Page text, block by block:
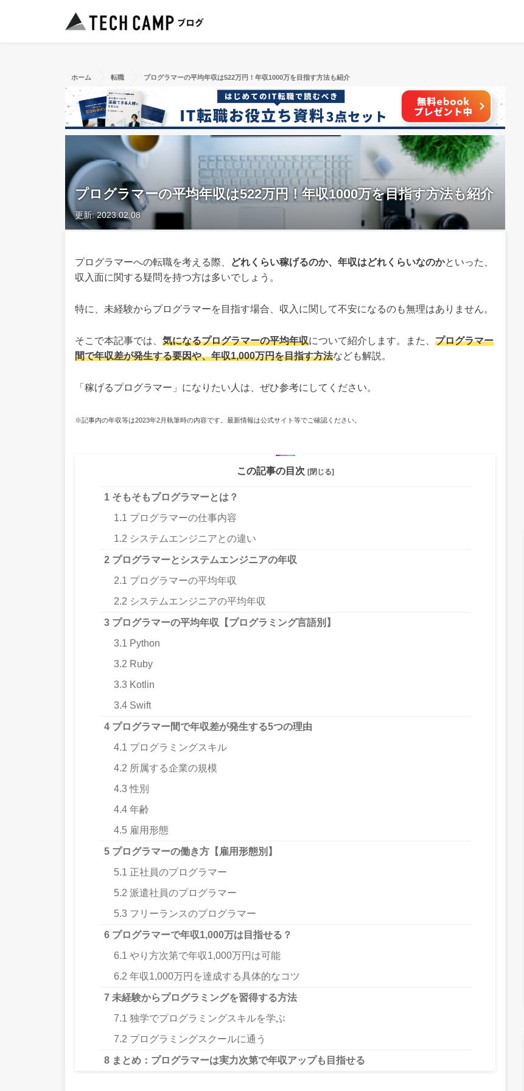
ホーム 転職 プログラマーの平均年収は522万円！年収1000万を目指す方法も紹介
プログラマーの平均年収は522万円！年収1000万を目指す方法も紹介
更新: 2023.02.08
プログラマーへの転職を考える際、 どれくらい稼げるのか、年収はどれくらいなのかといった、
収入面に関する疑問を持つ方は多いでしょう。
特に、未経験からプログラマーを目指す場合、収入に関して不安になるのも無理はありません。
そこで本記事では、 気になるプログラマーの平均年収について紹介します。また、 プログラマー
間で年収差が発生する要因や、年収1,000万円を目指す方法なども解説。
「稼げるプログラマー」になりたい人は、ぜひ参考にしてください。
※記事内の年収等は2023年2月執筆時の内容です。最新情報は公式サイト等でご確認ください。
この記事の目次 [閉じる]
1 そもそもプログラマーとは？
1.1 プログラマーの仕事内容
1.2 システムエンジニアとの違い
2 プログラマーとシステムエンジニアの年収
2.1 プログラマーの平均年収
2.2 システムエンジニアの平均年収
3 プログラマーの平均年収【プログラミング言語別】
3.1 Python
3.2 Ruby
3.3 Kotlin
3.4 Swift
4 プログラマー間で年収差が発生する5つの理由
4.1 プログラミングスキル
4.2 所属する企業の規模
4.3 性別
4.4 年齢
4.5 雇用形態
5 プログラマーの働き方【雇用形態別】
5.1 正社員のプログラマー
5.2 派遣社員のプログラマー
5.3 フリーランスのプログラマー
6 プログラマーで年収1,000万は目指せる？
6.1 やり方次第で年収1,000万円は可能
6.2 年収1,000万円を達成する具体的なコツ
7 未経験からプログラミングを習得する方法
7.1 独学でプログラミングスキルを学ぶ
7.2 プログラミングスクールに通う
8 まとめ：プログラマーは実力次第で年収アップも目指せる